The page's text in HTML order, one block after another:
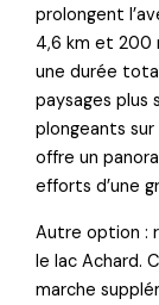
prolongent
4,6 km et 200
une durée
paysages plus
plongeants sur
offre un
efforts d’une
Autre option :
le lac Achard.
marche